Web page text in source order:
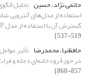
حاتمی نژاد، حسین تحلیل
استفاده از مدل‌های آنتروپی
گسترش آن با استفاده از مدل AHP
519-537]
حافظ‌نیا، محمدرضا تأثیر
در حوزۀ رودخانه‌ای دجله و
857-868]